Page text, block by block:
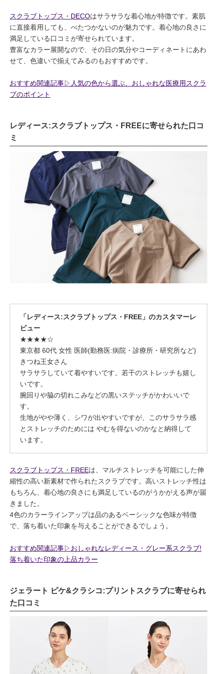
スクラブトップス・DECOはサラサラな着心地が特徴です。素肌
に直接着用しても、べたつかないのが魅力です。着心地の良さに
満足している口コミが寄せられています。
豊富なカラー展開なので、その日の気分やコーディネートにあわ
せて、色違いで揃えてみるのもおすすめです。
おすすめ関連記事▷人気の色から選ぶ、おしゃれな医療用スクラ
ブのポイント
レディース:スクラブトップス・FREEに寄せられた口コ
ミ
「レディース:スクラブトップス・FREE」のカスタマーレ
ビュー
★★★★☆
東京都 60代 女性 医師(勤務医:病院・診療所・研究所など)
きつね王女さん
サラサラしていて着やすいです。若干のストレッチも嬉し
いです。
腕回りや脇の切れこみなどの黒いステッチがかわいいで
す。
生地がやや薄く、シワが出やすいですが、このサラサラ感
とストレッチのためには やむを得ないのかなと納得して
います。
スクラブトップス・FREEは、マルチストレッチを可能にした伸
縮性の高い新素材で作られたスクラブです。高いストレッチ性は
もちろん、着心地の良さにも満足しているのがうかがえる声が届
きました。
4色のカラーラインアップは品のあるベーシックな色味が特徴
で、落ち着いた印象を与えることができるでしょう。
おすすめ関連記事▷おしゃれなレディース・グレー系スクラブ!
落ち着いた印象の上品カラー
ジェラート ピケ&クラシコ:プリントスクラブに寄せられ
た口コミ